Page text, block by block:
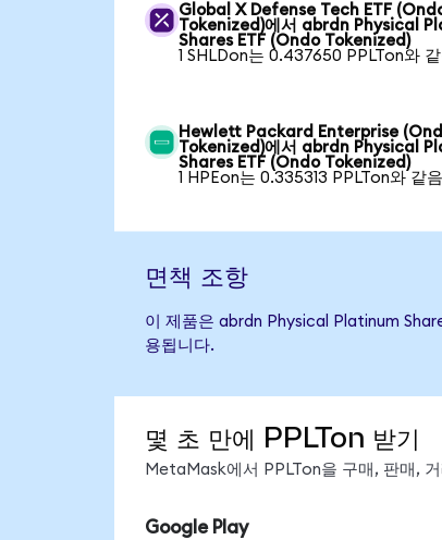
Global X Defense Tech ETF
Tokenized)에서 abrdn Physical
Shares ETF (Ondo Tokenized)
1 SHLDon는 0.437650 PPLTon와
Hewlett Packard Enterprise
Tokenized)에서 abrdn Physical
Shares ETF (Ondo Tokenized)
1 HPEon는 0.335313 PPLTon와 같음
면책 조항
이 제품은 abrdn Physical Platinum
용됩니다.
몇 초 만에 PPLTon 받기
MetaMask에서 PPLTon을 구매, 판매,
Google Play